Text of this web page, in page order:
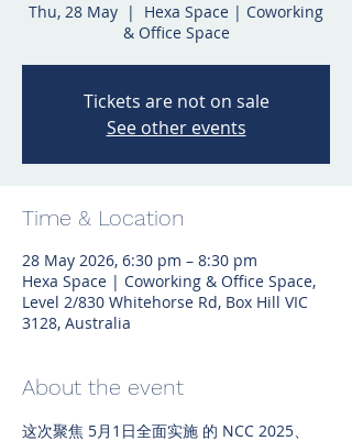
Thu, 28 May
  |
Hexa Space | Coworking
& Office Space
Tickets are not on sale
See other events
Time & Location
28 May 2026, 6:30 pm – 8:30 pm
Hexa Space | Coworking & Office Space,
Level 2/830 Whitehorse Rd, Box Hill VIC
3128, Australia
About the event
这次聚焦 5月1日全面实施 的 NCC 2025、